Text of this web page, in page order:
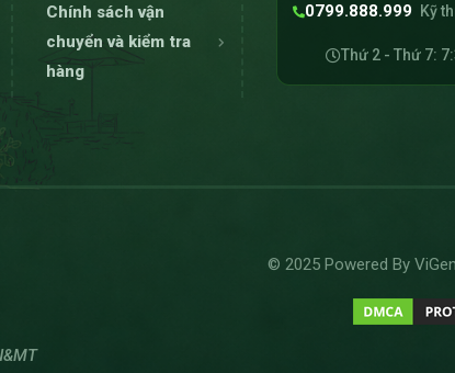
sạch bệnh, ổn định form lá, dễ ứng dụng trồng thực tế.
hiểu rõ philodendron cấy mô là gì và vì sao
kỹ thuật philodendron nuôi cấy mô, sử dụng một
Cây con sinh ra khỏe mạnh, đồng đều và
Chính sách vận
chuyển và kiểm tra
hàng
0799.888.999 Kỹ
Thứ 2 - Thứ 7:
© 2025 Powered By